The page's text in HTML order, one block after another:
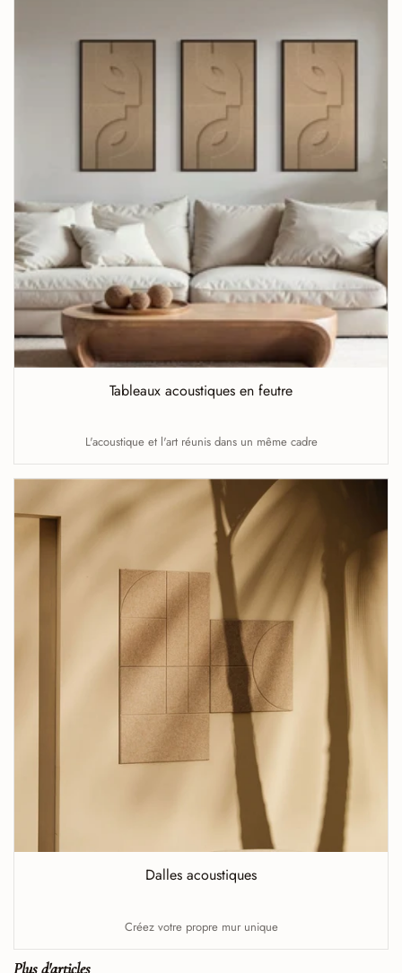
Tableaux acoustiques en feutre
L'acoustique et l'art réunis dans un même cadre
Dalles acoustiques
Créez votre propre mur unique
Plus d'articles